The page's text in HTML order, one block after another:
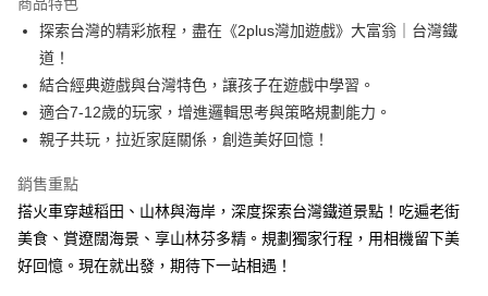
1.本服務由台灣大哥大提供，台灣大哥大用戶可立即使用無須另外申請。
2.付款方式選擇「大哥付你分期」，訂單成立後會自動跳轉到大哥付的交易
流程，驗證手機門號後，選擇欲分期的期數、繳款截止日，確認付款後即完
成交易。
3.實際核准額度、可分期數及費用金額請依後續交易確認頁面所載為準。
4.訂單成立30分鐘內，如未前往確認交易或遇審核未通過，訂單將自動取
消。如遇「轉專審核」未通過狀況，表示未達大哥付你分期系統評分，恕無
法說明評估內容。
1.分期款項不併入電信帳單，「大哥付你分期」於每月結算日後寄送繳費提
2.透過簡訊連結打開帳單後，可選擇「超商條碼／台灣大直營門市／銀行轉
帳／街口支付／iPASS MONEY」等通路繳費。
【注意事項】
運送方式
付款後全家取貨｜8/8-8/14運費優惠，結帳滿499即享免運。
每筆NT$70，滿NT$499(含以上)免運費
每筆NT$70，滿NT$800(含以上)免運費
國內宅配/郵寄 (不適用離島、海外及郵局i郵箱)
每筆NT$70，滿NT$800(含以上)免運費
探索台灣的精彩旅程，盡在《2plus灣加遊戲》大富翁｜台灣鐵
道！
結合經典遊戲與台灣特色，讓孩子在遊戲中學習。
適合7-12歲的玩家，增進邏輯思考與策略規劃能力。
親子共玩，拉近家庭關係，創造美好回憶！
銷售重點
搭火車穿越稻田、山林與海岸，深度探索台灣鐵道景點！吃遍老街
美食、賞遼闊海景、享山林芬多精。規劃獨家行程，用相機留下美
好回憶。現在就出發，期待下一站相遇！